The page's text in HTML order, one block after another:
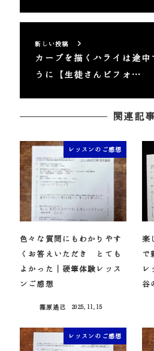
新しい投稿
カーブを描くハライは途中
うに【生徒さんビフォ…
関連記
レッスンのご感想
色々な質問にもわかりやす
くお答えいただき とても
よかった｜硬筆体験レッス
ンご感想
篠原遙己
2025.11.15
楽
で
レ
谷
レッスンのご感想